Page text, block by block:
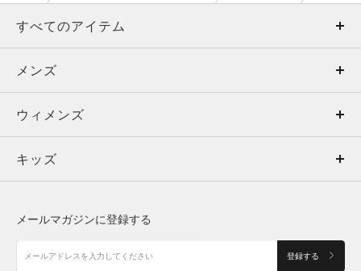
すべてのアイテム
メンズ
ウィメンズ
キッズ
アクセサリー
メンズ
トップス
ボトムス
アクセサリー
ウィメンズ
トップス
シューズ
キッズ
メールマガジンに登録する
登録する